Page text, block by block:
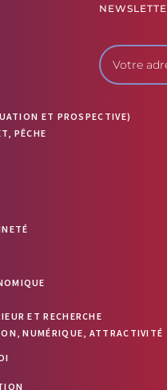
ET PROSPECTIVE)
PÊCHE
ET RECHERCHE
NUMÉRIQUE, ATTRACTIVITÉ